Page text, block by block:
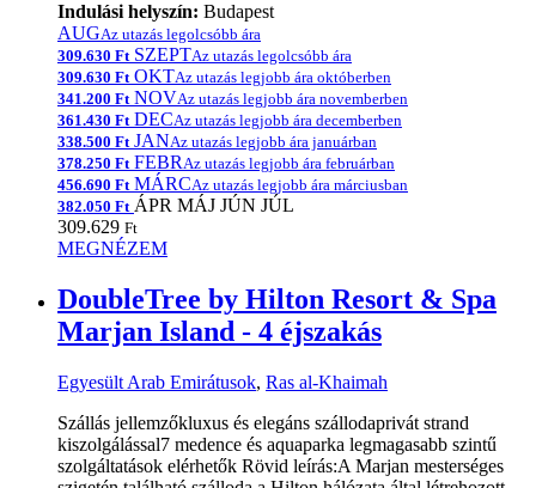
Indulási helyszín: Budapest
AUGAz utazás legolcsóbb ára
309.630 Ft SZEPTAz utazás legolcsóbb ára
309.630 Ft OKTAz utazás legjobb ára októberben
341.200 Ft NOVAz utazás legjobb ára novemberben
361.430 Ft DECAz utazás legjobb ára decemberben
338.500 Ft JANAz utazás legjobb ára januárban
378.250 Ft FEBRAz utazás legjobb ára februárban
456.690 Ft MÁRCAz utazás legjobb ára márciusban
382.050 Ft ÁPR MÁJ JÚN JÚL
309.629 Ft
MEGNÉZEM
DoubleTree by Hilton Resort & Spa
Marjan Island - 4 éjszakás
Egyesült Arab Emirátusok, Ras al-Khaimah
Szállás jellemzőkluxus és elegáns szállodaprivát strand
kiszolgálással7 medence és aquaparka legmagasabb szintű
szolgáltatások elérhetők Rövid leírás:A Marjan mesterséges